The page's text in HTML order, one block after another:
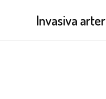
Invasiva arter